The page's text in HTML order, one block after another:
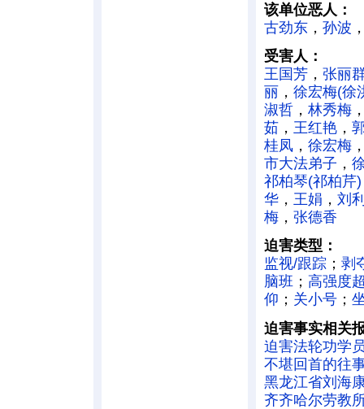
该单位恶人：
古劲东 ， 孙波
受害人：
王国芳 ， 张丽
丽 ， 徐宏梅(徐
淑哲 ， 林秀梅
茹 ， 王红艳 ，
桂凤 ， 徐宏梅
市大法弟子 ，
祁柏琴(祁柏芹)
华 ， 王娟 ， 刘
梅 ， 张德香
迫害类型：
监视/跟踪 ； 剥
脑班 ； 高强度
仰 ； 关小号 ；
迫害事实相关
迫害法轮功学
不堪回首的往
黑龙江省刘海
齐齐哈尔劳教